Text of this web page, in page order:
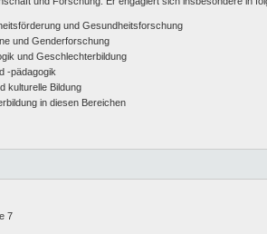
und Gesundheitsforschung
und Genderforschung
und Geschlechterbildung
-pädagogik
kulturelle Bildung
in diesen Bereichen
7